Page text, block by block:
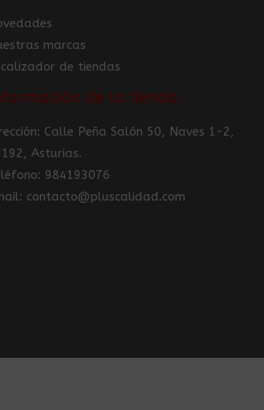
marcas
de tiendas
de la tienda
Calle Peña Salón 50, Naves 1-2,
Asturias.
984193076
contacto@pluscalidad.com